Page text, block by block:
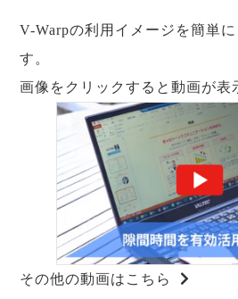
V-Warpの利用イメージを簡単
す。
画像をクリックすると動画が表
その他の動画はこちら